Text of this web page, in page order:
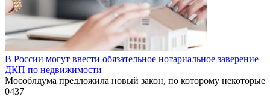
В России могут ввести обязательное нотариальное заверение
ДКП по недвижимости
Мособлдума предложила новый закон, по которому некоторые
0437